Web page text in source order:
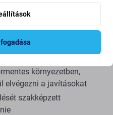
szétszereléshez
a csatlakozók
az alkatrész
környezetben,
elvégezni a javításokat
szakképzett